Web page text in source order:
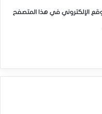
الإلكتروني في هذا المتصفح